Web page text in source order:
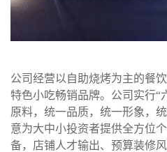
公司经营以自助烧烤为主的餐
特色小吃畅销品牌。公司实行“
原料，统一品质，统一形象，
意为大中小投资者提供全方位
备，店铺人才输出、预算装修